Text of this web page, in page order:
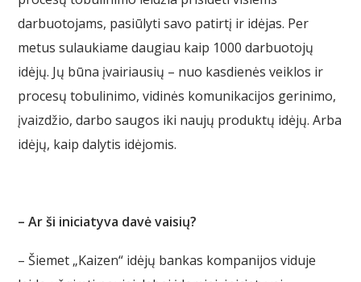
darbuotojams, pasiūlyti savo patirtį ir idėjas. Per
metus sulaukiame daugiau kaip 1000 darbuotojų
idėjų. Jų būna įvairiausių – nuo kasdienės veiklos ir
procesų tobulinimo, vidinės komunikacijos gerinimo,
įvaizdžio, darbo saugos iki naujų produktų idėjų. Arba
idėjų, kaip dalytis idėjomis.
– Ar ši iniciatyva davė vaisių?
– Šiemet „Kaizen“ idėjų bankas kompanijos viduje